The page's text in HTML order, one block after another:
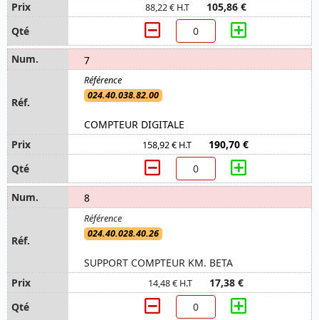
88,22 € H.T 105,86 €
7
024.40.038.82.00
COMPTEUR DIGITALE
158,92 € H.T 190,70 €
8
024.40.028.40.26
SUPPORT COMPTEUR KM. BETA
14,48 € H.T 17,38 €